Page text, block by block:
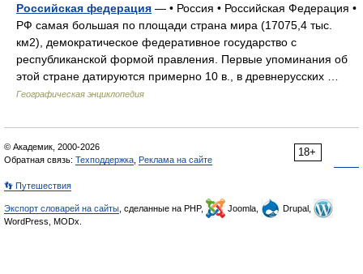
Российская федерация — • Россия • Российская Федерация •
РФ самая большая по площади страна мира (17075,4 тыс.
км2), демократическое федеративное государство с
республиканской формой правления. Первые упоминания об
этой стране датируются примерно 10 в., в древнерусских …
Географическая энциклопедия
18+
© Академик, 2000-2026
Обратная связь: Техподдержка Реклама на сайте
👣 Путешествия
Экспорт словарей на сайты , сделанные на PHP, Joomla,
Drupal,
WordPress, MODx.